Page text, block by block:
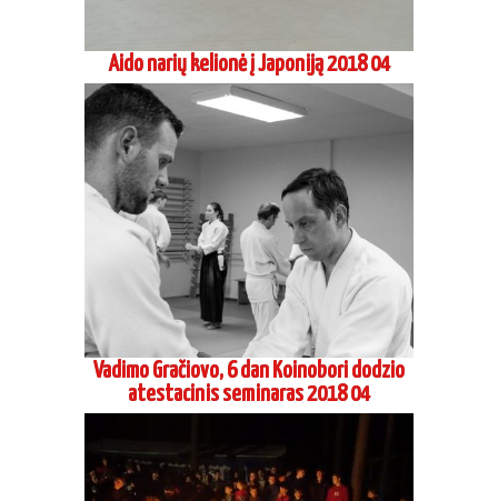
Aido narių kelionė į Japoniją 2018 04
Vadimo Gračiovo, 6 dan Koinobori dodzio
atestacinis seminaras 2018 04